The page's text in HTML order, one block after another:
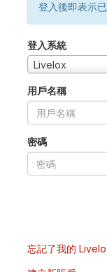
登入後即表示
登入系統
Livelox
用戶名稱
密碼
忘記了我的